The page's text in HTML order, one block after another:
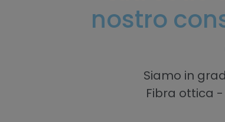
nostro
Siamo in
Fibra ottica